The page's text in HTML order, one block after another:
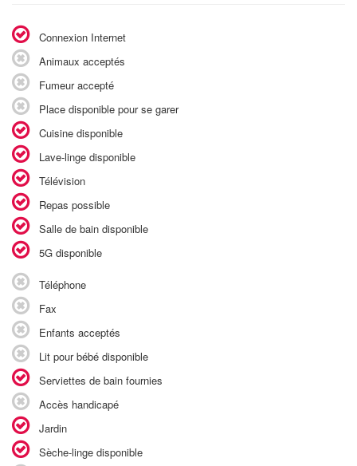
Connexion Internet
Animaux acceptés
Fumeur accepté
Place disponible pour se garer
Cuisine disponible
Lave-linge disponible
Télévision
Repas possible
Salle de bain disponible
5G disponible
Téléphone
Fax
Enfants acceptés
Lit pour bébé disponible
Serviettes de bain fournies
Accès handicapé
Jardin
Sèche-linge disponible